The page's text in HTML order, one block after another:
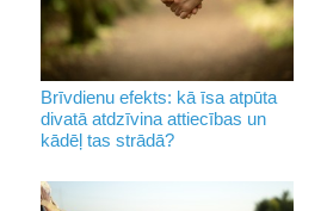
Brīvdienu efekts: kā īsa atpūta
divatā atdzīvina attiecības un
kādēļ tas strādā?